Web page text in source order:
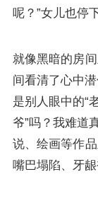
呢？”女儿也停
就像黑暗的房
间看清了心中
是别人眼中的“
爷”吗？我难道
说、绘画等作
嘴巴塌陷、牙